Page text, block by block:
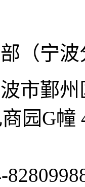
（宁
市鄞
园G幢